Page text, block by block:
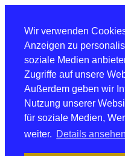
Wir verwenden
Anzeigen zu
soziale Medien
Zugriffe auf unsere
Außerdem geben wir
Nutzung unserer
für soziale Medien,
weiter. Details ansehen